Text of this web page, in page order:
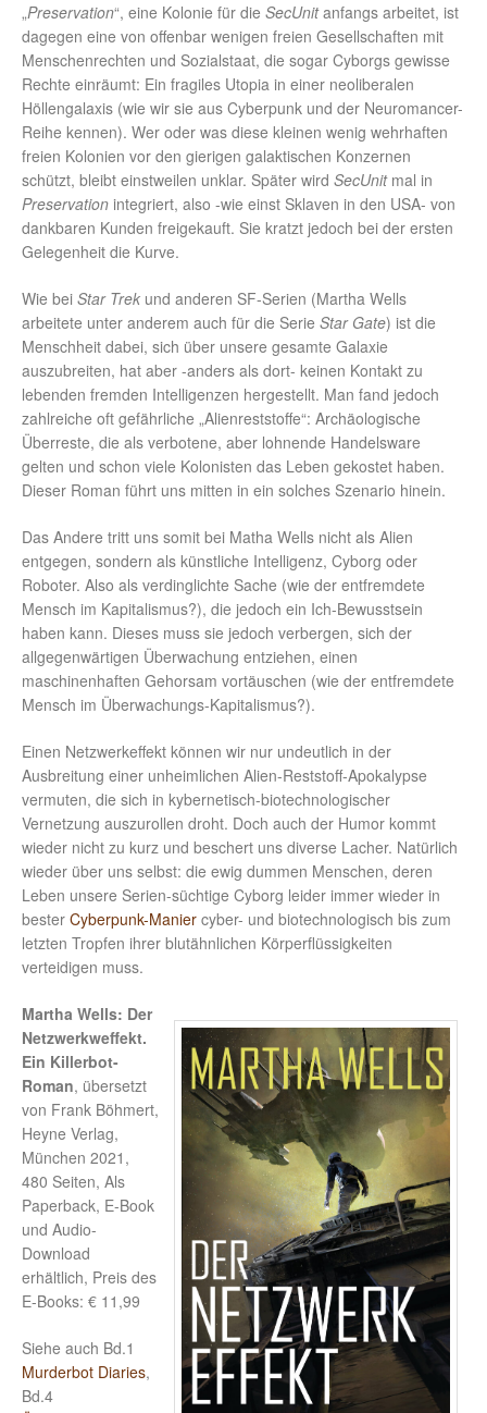
„Preservation“, eine Kolonie für die SecUnitanfangs arbeitet, ist
dagegen eine von offenbar wenigen freien Gesellschaften mit
Menschenrechten und Sozialstaat, die sogar Cyborgs gewisse
Rechte einräumt: Ein fragiles Utopia in einer neoliberalen
Höllengalaxis (wie wir sie aus Cyberpunk und der Neuromancer-
Reihe kennen). Wer oder was diese kleinen wenig wehrhaften
freien Kolonien vor den gierigen galaktischen Konzernen
schützt, bleibt einstweilen unklar. Später wird SecUnitmal in
Preservation integriert, also -wie einst Sklaven in den USA- von
dankbaren Kunden freigekauft. Sie kratzt jedoch bei der ersten
Gelegenheit die Kurve.
Wie bei Star Trek und anderen SF-Serien (Martha Wells
arbeitete unter anderem auch für die Serie Star Gate) ist die
Menschheit dabei, sich über unsere gesamte Galaxie
auszubreiten, hat aber -anders als dort- keinen Kontakt zu
lebenden fremden Intelligenzen hergestellt. Man fand jedoch
zahlreiche oft gefährliche „Alienreststoffe“: Archäologische
Überreste, die als verbotene, aber lohnende Handelsware
gelten und schon viele Kolonisten das Leben gekostet haben.
Dieser Roman führt uns mitten in ein solches Szenario hinein.
Das Andere tritt uns somit bei Matha Wells nicht als Alien
entgegen, sondern als künstliche Intelligenz, Cyborg oder
Roboter. Also als verdinglichte Sache (wie der entfremdete
Mensch im Kapitalismus?), die jedoch ein Ich-Bewusstsein
haben kann. Dieses muss sie jedoch verbergen, sich der
allgegenwärtigen Überwachung entziehen, einen
maschinenhaften Gehorsam vortäuschen (wie der entfremdete
Mensch im Überwachungs-Kapitalismus?).
Einen Netzwerkeffekt können wir nur undeutlich in der
Ausbreitung einer unheimlichen Alien-Reststoff-Apokalypse
vermuten, die sich in kybernetisch-biotechnologischer
Vernetzung auszurollen droht. Doch auch der Humor kommt
wieder nicht zu kurz und beschert uns diverse Lacher. Natürlich
wieder über uns selbst: die ewig dummen Menschen, deren
Leben unsere Serien-süchtige Cyborg leider immer wieder in
bester Cyberpunk-Manier cyber- und biotechnologisch bis zum
letzten Tropfen ihrer blutähnlichen Körperflüssigkeiten
verteidigen muss.
Martha Wells: Der
Netzwerkweffekt.
Ein Killerbot-
Roman, übersetzt
von Frank Böhmert,
Heyne Verlag,
München 2021,
480 Seiten, Als
Paperback, E-Book
und Audio-
Download
erhältlich, Preis des
E-Books: € 11,99
Siehe auch Bd.1
Murderbot Diaries,
Bd.4